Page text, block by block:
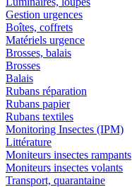
Gestion urgences
Boîtes, coffrets
Matériels urgence
Brosses, balais
Brosses
Balais
Rubans réparation
Rubans papier
Rubans textiles
Monitoring Insectes (IPM)
Littérature
Moniteurs insectes rampants
Moniteurs insectes volants
Transport, quarantaine